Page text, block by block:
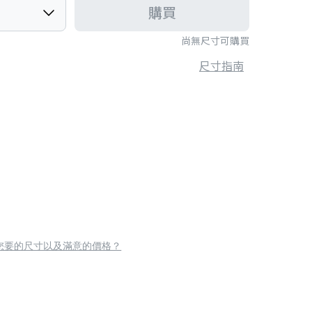
尚無尺寸可購買
購買
尺寸指南
要的尺寸以及滿意的價格？